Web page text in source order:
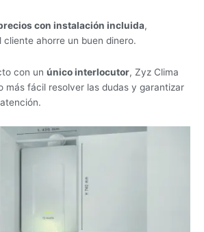
con instalación incluida,
ahorre un buen dinero.
con un único interlocutor, Zyz Clima
más fácil resolver las dudas y garantizar